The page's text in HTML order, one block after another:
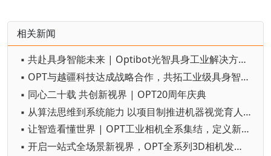
相关新闻
▪ 共赴具身智能未来 | Optibot光智具身工业解决方案全新发布
▪ OPT与越疆科技达成战略合作，共拓工业级具身智造新蓝海
▪ 同心二十载 共创新视界 | OPT20周年庆典
▪ 从算法思维到系统能力 以项目制推进机器视觉育人实践
▪ 让智造看懂世界 | OPT工业相机全系集结，定义新质视觉生产力！
▪ 开启一站式全场景新视界，OPT全系列3D相机发布！